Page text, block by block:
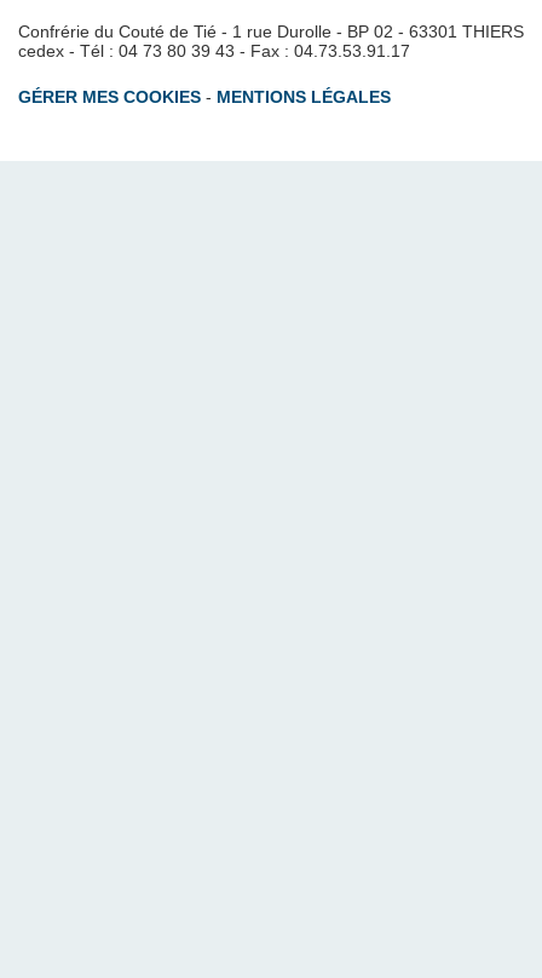
Confrérie du Couté de Tié - 1 rue Durolle - BP 02 - 63301 THIERS
cedex - Tél : 04 73 80 39 43 - Fax : 04.73.53.91.17
GÉRER MES COOKIES - MENTIONS LÉGALES